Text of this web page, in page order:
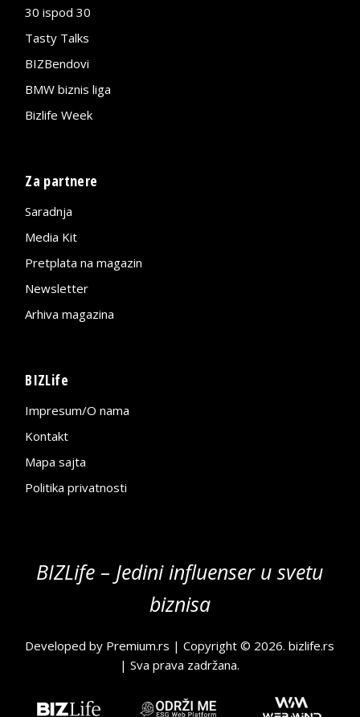
30 ispod 30
Tasty Talks
BIZBendovi
BMW biznis liga
Bizlife Week
Za partnere
Saradnja
Media Kit
Pretplata na magazin
Newsletter
Arhiva magazina
BIZLife
Impresum/O nama
Kontakt
Mapa sajta
Politika privatnosti
BIZLife – Jedini influenser u svetu
biznisa
Developed by Premium.rs | Copyright © 2026.bizlife.rs
| Sva prava zadržana.